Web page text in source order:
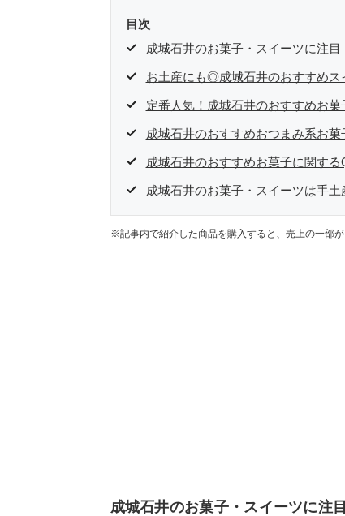
目次
成城石井のお菓子・スイーツに注目
お土産にも◎成城石井のおすすめス
定番人気！成城石井のおすすめお菓
成城石井のおすすめおつまみ系お菓
成城石井のおすすめお菓子に関する
成城石井のお菓子・スイーツは手土
※記事内で紹介した商品を購入すると、売上の一部
成城石井のお菓子・スイーツに注目